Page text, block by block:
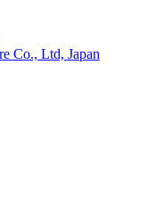
Co., Ltd, Japan